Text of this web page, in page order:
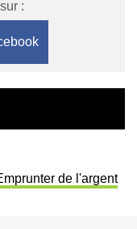
:
de l'argent